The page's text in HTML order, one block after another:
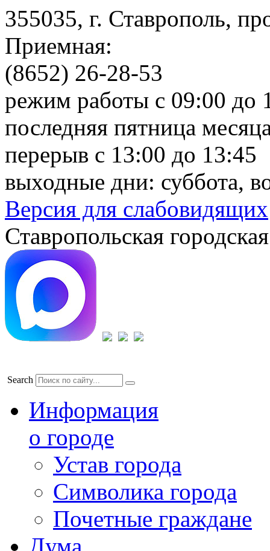
355035, г. Ставрополь,
Приемная:
(8652) 26-28-53
режим работы с 09:00 до
последняя пятница
перерыв с 13:00 до 13:45
выходные дни: суббота,
Версия для слабовидящих
Ставропольская
Search
Информация
о городе
Устав города
Символика города
Почетные граждане